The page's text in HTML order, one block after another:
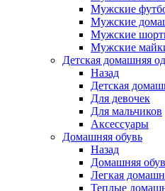
Мужские
Мужские
Мужские
Мужские
Детская домашняя
Назад
Детская
Для девочек
Для мальчиков
Аксессуары
Домашняя обувь
Назад
Домашняя
Легкая
Теплые